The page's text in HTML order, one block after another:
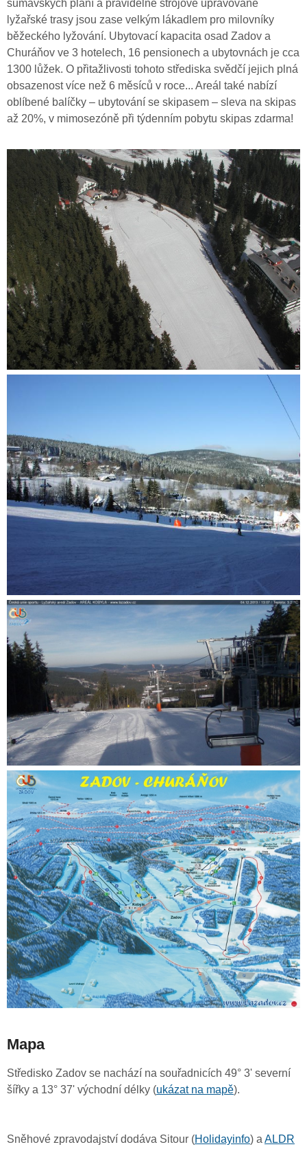
šumavských plání a pravidelně strojově upravované
lyžařské trasy jsou zase velkým lákadlem pro milovníky
běžeckého lyžování. Ubytovací kapacita osad Zadov a
Churáňov ve 3 hotelech, 16 pensionech a ubytovnách je cca
1300 lůžek. O přitažlivosti tohoto střediska svědčí jejich plná
obsazenost více než 6 měsíců v roce... Areál také nabízí
oblíbené balíčky – ubytování se skipasem – sleva na skipas
až 20%, v mimosezóně při týdenním pobytu skipas zdarma!
Mapa
Středisko Zadov se nachází na souřadnicích 49° 3' severní
šířky a 13° 37' východní délky (ukázat na mapě).
Sněhové zpravodajství dodáva Sitour (Holidayinfo) a ALDR